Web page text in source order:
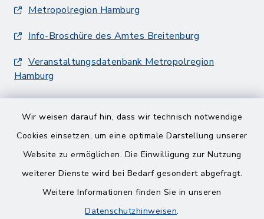
Wir weisen darauf hin, dass wir technisch notwendige
Cookies einsetzen, um eine optimale Darstellung unserer
Website zu ermöglichen. Die Einwilligung zur Nutzung
weiterer Dienste wird bei Bedarf gesondert abgefragt.
Weitere Informationen finden Sie in unseren
Datenschutzhinweisen.
Metropolregion Hamburg
Info-Broschüre des Amtes Breitenburg
Veranstaltungsdatenbank Metropolregion
Hamburg
Barrierefreiheit